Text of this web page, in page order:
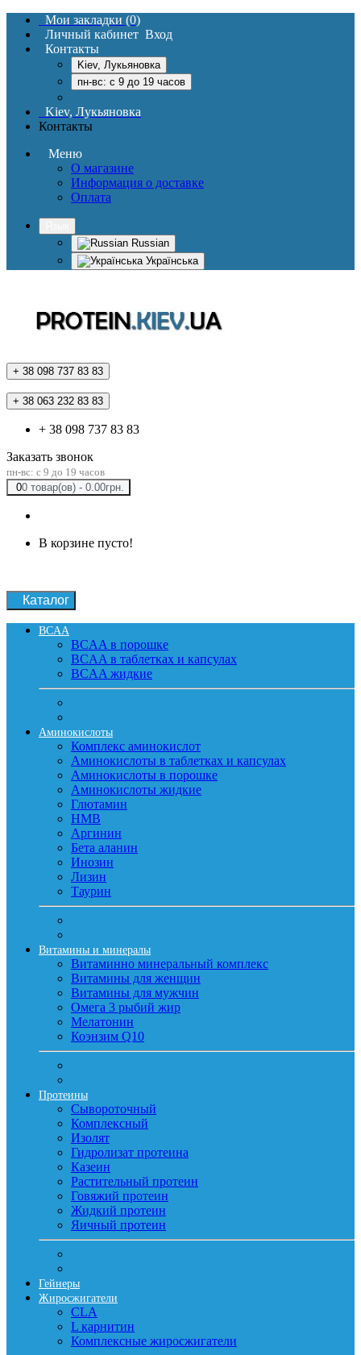
Мои закладки (0)
Личный кабинет Вход
Контакты
Kiev, Лукьяновка
пн-вс: c 9 до 19 часов
Kiev, Лукьяновка
Контакты
Меню
О магазине
Информация о доставке
Оплата
Russian
Українська
+ 38 098 737 83 83
+ 38 063 232 83 83
+ 38 098 737 83 83
Заказать звонок
пн-вс: c 9 до 19 часов
00 товар(ов) - 0.00грн.
В корзине пусто!
Каталог
BCAA
BCAA в порошке
BCAA в таблетках и капсулах
BCAA жидкие
Аминокислоты
Комплекс аминокислот
Аминокислоты в таблетках и капсулах
Аминокислоты в порошке
Аминокислоты жидкие
Глютамин
HMB
Аргинин
Бета аланин
Инозин
Лизин
Таурин
Витамины и минералы
Витаминно минеральный комплекс
Витамины для женщин
Витамины для мужчин
Омега 3 рыбий жир
Мелатонин
Коэнзим Q10
Протеины
Сывороточный
Комплексный
Изолят
Гидролизат протеина
Казеин
Растительный протеин
Говяжий протеин
Жидкий протеин
Яичный протеин
Гейнеры
Жиросжигатели
CLA
L карнитин
Комплексные жиросжигатели